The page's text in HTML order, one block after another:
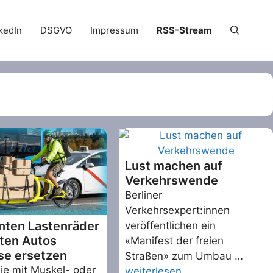
DSGVO Impressum RSS-Stream
Lastenräder
Autos
ersetzen
mit Muskel- oder
Lust machen auf
Verkehrswende
Berliner
Verkehrsexpert:innen
veröffentlichen ein
«Manifest der freien
Straßen» zum Umbau …